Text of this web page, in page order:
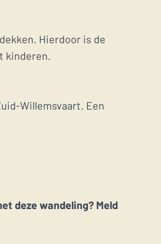
Hierdoor is de
kinderen.
Willemsvaart. Een
deze wandeling? Meld